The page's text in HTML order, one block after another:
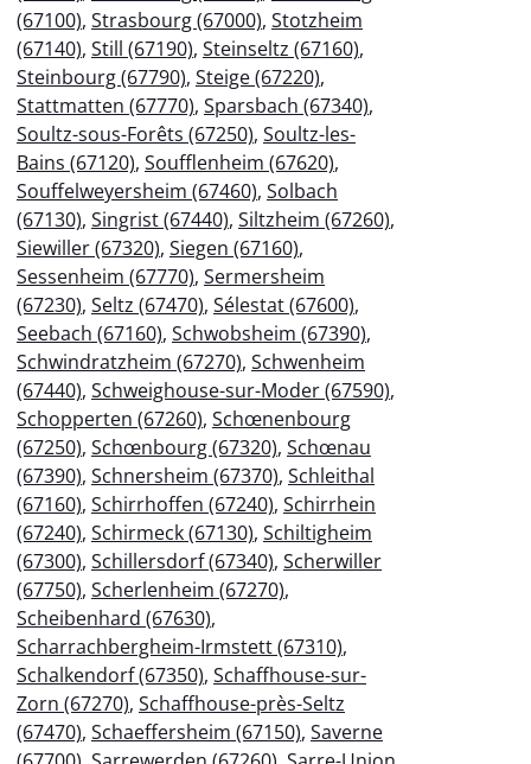
(67100), Strasbourg (67000), Stotzheim
(67140), Still (67190), Steinseltz (67160),
Steinbourg (67790), Steige (67220),
Stattmatten (67770), Sparsbach (67340),
Soultz-sous-Forêts (67250), Soultz-les-
Bains (67120), Soufflenheim (67620),
Souffelweyersheim (67460), Solbach
(67130), Singrist (67440), Siltzheim (67260),
Siewiller (67320), Siegen (67160),
Sessenheim (67770), Sermersheim
(67230), Seltz (67470), Sélestat (67600),
Seebach (67160), Schwobsheim (67390),
Schwindratzheim (67270), Schwenheim
(67440), Schweighouse-sur-Moder (67590),
Schopperten (67260), Schœnenbourg
(67250), Schœnbourg (67320), Schœnau
(67390), Schnersheim (67370), Schleithal
(67160), Schirrhoffen (67240), Schirrhein
(67240), Schirmeck (67130), Schiltigheim
(67300), Schillersdorf (67340), Scherwiller
(67750), Scherlenheim (67270),
Scheibenhard (67630),
Scharrachbergheim-Irmstett (67310),
Schalkendorf (67350), Schaffhouse-sur-
Zorn (67270), Schaffhouse-près-Seltz
(67470), Schaeffersheim (67150), Saverne